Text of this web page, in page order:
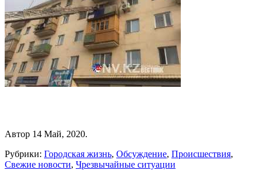
Автор 14 Май, 2020.
Рубрики: Городская жизнь, Обсуждение, Происшествия,
Свежие новости, Чрезвычайные ситуации